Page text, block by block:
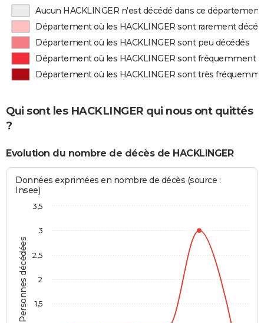
Aucun HACKLINGER n'est décédé dans ce département
Département où les HACKLINGER sont rarement
Département où les HACKLINGER sont peu décédés
Département où les HACKLINGER sont fréquemment
Département où les HACKLINGER sont très
Qui sont les HACKLINGER qui nous ont quittés
?
Evolution du nombre de décès de HACKLINGER
Personnes décédées
Données exprimées en nombre de décès (source :
Insee)
1,5
2
2,5
3
3,5